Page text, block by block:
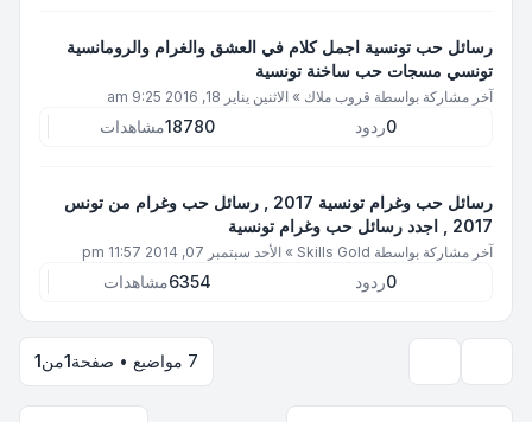
رسائل حب تونسية اجمل كلام في العشق والغرام والرومانسية
تونسي مسجات حب ساخنة تونسية
آخر مشاركة بواسطة قروب ملاك » الاثنين يناير 18, 2016 9:25 am
0ردود 18780مشاهدات
رسائل حب وغرام تونسية 2017 , رسائل حب وغرام من تونس
2017 , اجدد رسائل حب وغرام تونسية
آخر مشاركة بواسطة Skills Gold
» الأحد سبتمبر 07, 2014 11:57 pm
0ردود 6354مشاهدات
7 مواضيع • صفحة 1من1